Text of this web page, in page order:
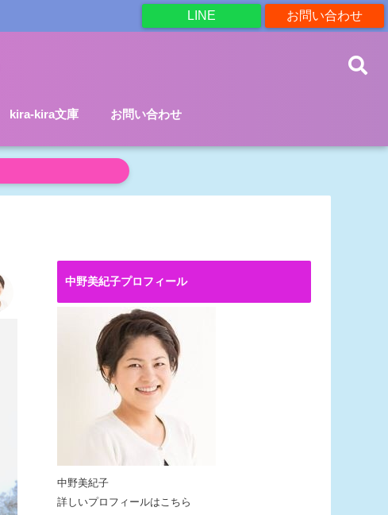
お問い合わせ
LINE
kira-kira文庫 お問い合わせ
中野美紀子プロフィール
中野美紀子
詳しいプロフィールはこちら